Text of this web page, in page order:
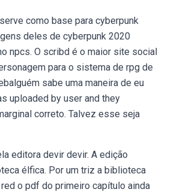
como base para cyberpunk
deles de cyberpunk 2020
npcs. O scribd é o maior site social
para o sistema de rpg de
sabe uma maneira de eu
uploaded by user and they
correto. Talvez esse seja
editora devir devir. A edição
élfica. Por um triz a biblioteca
o pdf do primeiro capítulo ainda